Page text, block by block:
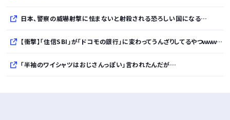
日本、警察の威嚇射撃に怯まないと射殺される恐ろしい国になる…
【衝撃】「住信SBI」が「ドコモの銀行」に変わってうんざりしてるやつｗｗｗｗｗ
「半袖のワイシャツはおじさんっぽい」言われたんだが…